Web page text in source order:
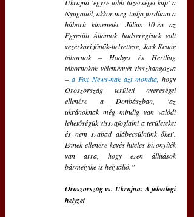
Ukrajna 'egyre több tüzérséget kap' a
Nyugattól, akkor meg tudja fordítani a
háború kimenetét. Július 10-én az
Egyesült Államok hadseregének volt
vezérkari főnök-helyettese, Jack Keane
tábornok – Hodges és Hertling
tábornokok véleményét visszhangozva
– a Fox News-nak azt mondta, hogy
Oroszország területi nyereségei
ellenére a Donbászban, 'az
ukránoknak még mindig van valódi
lehetőségük visszafoglalni a területeket
és nem szabad alábecsülnünk őket'.
Ennek ellenére kevés hiteles bizonyíték
van arra, hogy ezen állítások
bármelyike is helytálló.”
Oroszország vs. Ukrajna: A jelenlegi
helyzet